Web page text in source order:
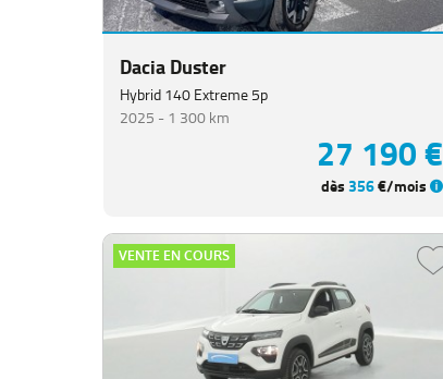
Dacia Duster
Hybrid 140 Extreme 5p
2025 - 1 300 km
27 190 €
dès356€/mois
VENTE EN COURS